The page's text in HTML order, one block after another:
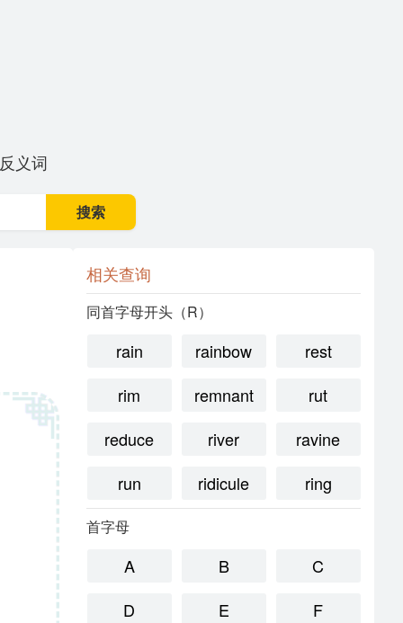
反义词
搜索
相关查询
同首字母开头（R）
rain rainbow
rest
rim
remnant
rut
reduce
river
ravine
run
ridicule ring
首字母
A B
C
D
E
F